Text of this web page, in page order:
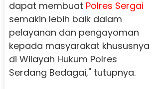
dapat membuat Polres Sergai
semakin lebih baik dalam
pelayanan dan pengayoman
kepada masyarakat khususnya
di Wilayah Hukum Polres
Serdang Bedagai," tutupnya.